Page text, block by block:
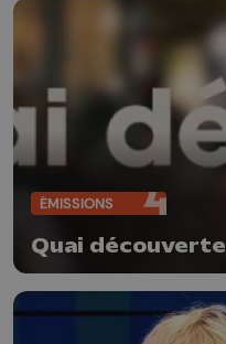
ÉMISSIONS
Quai découverte